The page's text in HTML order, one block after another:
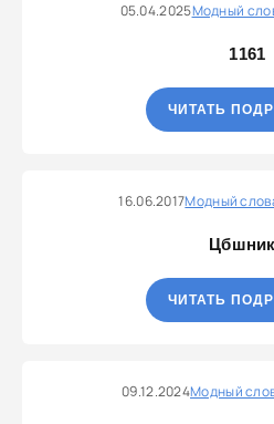
05.04.2025Модный
1161
ЧИТАТЬ
16.06.2017Модный
ЧИТАТЬ
09.12.2024Модный